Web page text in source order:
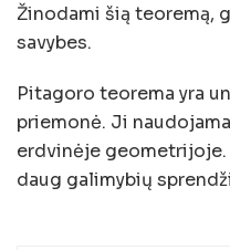
Žinodami šią teoremą,
savybes.
Pitagoro teorema yra
priemonė. Ji
erdvinėje
daug galimybių